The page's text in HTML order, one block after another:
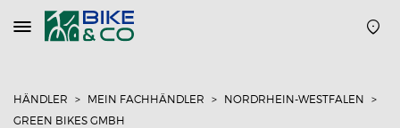
Navigation
öffnen
HÄNDLER MEIN FACHHÄNDLER
NORDRHEIN-WESTFALEN
GREEN BIKES GMBH